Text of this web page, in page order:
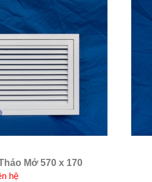
Mở 570 x 170
hệ